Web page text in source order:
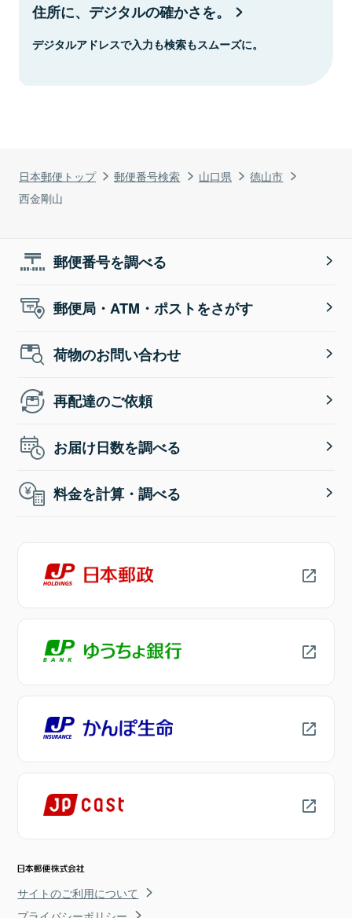
日本郵便トップ 郵便番号検索 山口県
徳山市
西金剛山
住所に、デジタルの確かさを。
デジタルアドレスで入力も検索もスムーズに。
郵便番号を調べる
郵便局・ATM・ポストをさがす
荷物のお問い合わせ
再配達のご依頼
お届け日数を調べる
料金を計算・調べる
サイトのご利用について